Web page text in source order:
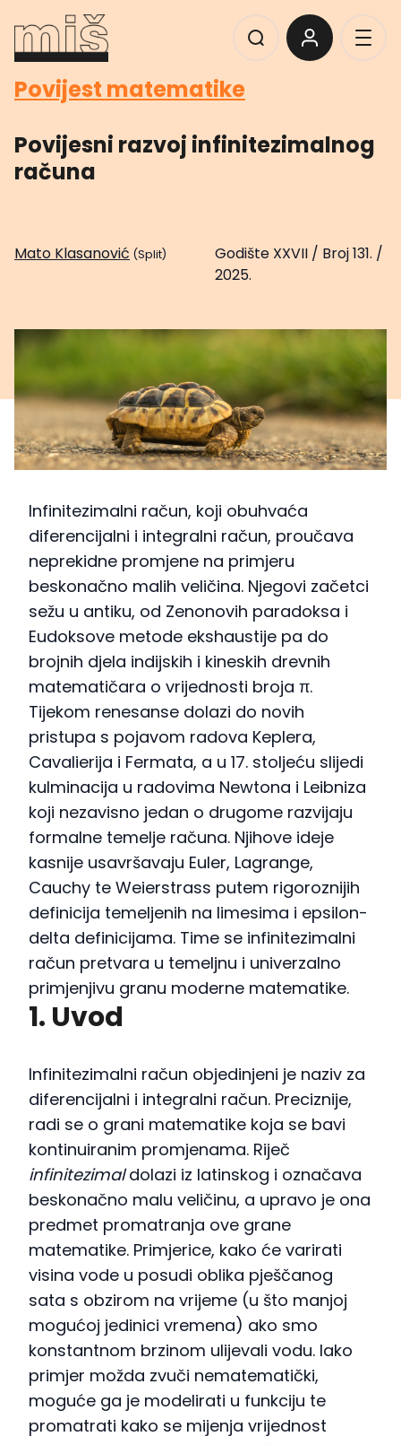
Povijest matematike
Povijesni razvoj infinitezimalnog
računa
Mato Klasanović (Split) Godište XXVII/ Broj 131. /
2025.
Infinitezimalni račun, koji obuhvaća
diferencijalni i integralni račun, proučava
neprekidne promjene na primjeru
beskonačno malih veličina. Njegovi začetci
sežu u antiku, od Zenonovih paradoksa i
Eudoksove metode ekshaustije pa do
brojnih djela indijskih i kineskih drevnih
matematičara o vrijednosti broja π.
Tijekom renesanse dolazi do novih
pristupa s pojavom radova Keplera,
Cavalierija i Fermata, a u 17. stoljeću slijedi
kulminacija u radovima Newtona i Leibniza
koji nezavisno jedan o drugome razvijaju
formalne temelje računa. Njihove ideje
kasnije usavršavaju Euler, Lagrange,
Cauchy te Weierstrass putem rigoroznijih
definicija temeljenih na limesima i epsilon-
delta definicijama. Time se infinitezimalni
račun pretvara u temeljnu i univerzalno
primjenjivu granu moderne matematike.
1. Uvod
Infinitezimalni račun objedinjeni je naziv za
diferencijalni i integralni račun. Preciznije,
radi se o grani matematike koja se bavi
kontinuiranim promjenama. Riječ
infinitezimaldolazi iz latinskog i označava
beskonačno malu veličinu, a upravo je ona
predmet promatranja ove grane
matematike. Primjerice, kako će varirati
visina vode u posudi oblika pješčanog
sata s obzirom na vrijeme (u što manjoj
mogućoj jedinici vremena) ako smo
konstantnom brzinom ulijevali vodu. Iako
primjer možda zvuči nematematički,
moguće ga je modelirati u funkciju te
promatrati kako se mijenja vrijednost